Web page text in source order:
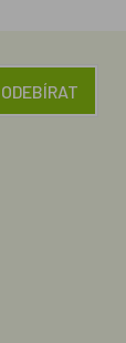
ODEBÍRAT